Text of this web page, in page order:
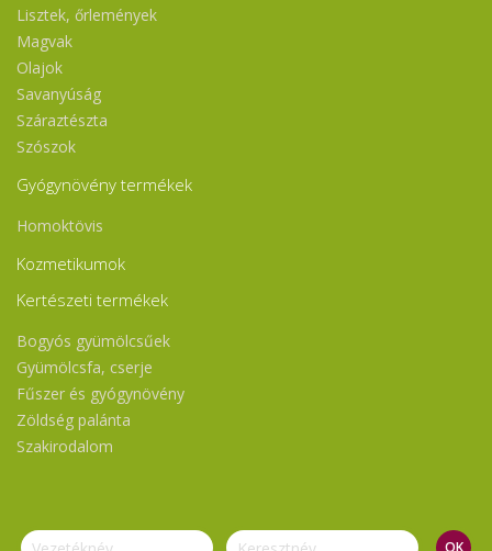
Lisztek, őrlemények
Magvak
Olajok
Savanyúság
Száraztészta
Szószok
Gyógynövény termékek
Homoktövis
Kozmetikumok
Kertészeti termékek
Bogyós gyümölcsűek
Gyümölcsfa, cserje
Fűszer és gyógynövény
Zöldség palánta
Szakirodalom